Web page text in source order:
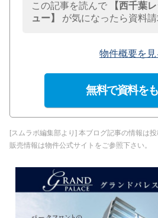
この記事を読んで
【西千葉
ュー】
が気になったら資料
物件概要を見
無料で資料を
[スムラボ編集部より] 本ブログ記事の情報は
販売情報は物件公式サイトをご参照下さい。